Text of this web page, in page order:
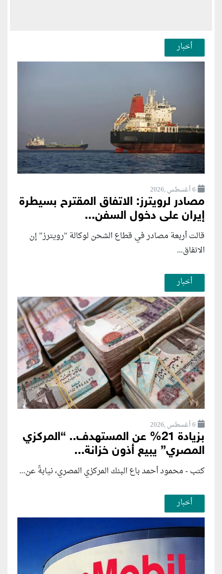
أخبار
6 أغسطس ,2026
مصادر لرويترز: الاتفاق المقترح بسيطرة
إيران على دخول السفن...
قالت أربعة مصادر في قطاع الشحن لوكالة "رويترز" إن
الاتفاق...
أخبار
6 أغسطس ,2026
بزيادة 21% عن المستهدف.. “المركزي
المصري” يبيع أذون خزانة...
كتب - محمود أحمد باع البنك المركزي المصري، نيابةً عن...
أخبار